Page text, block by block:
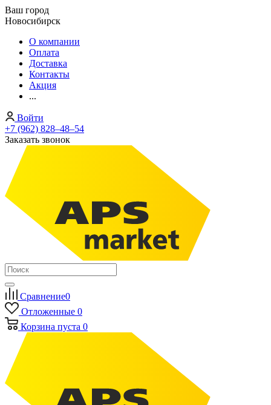
Ваш город
Новосибирск
О компании
Оплата
Доставка
Контакты
Акция
...
Войти
+7 (962) 828‒48‒54
Заказать звонок
Сравнение0
Отложенные 0
Корзина пуста 0